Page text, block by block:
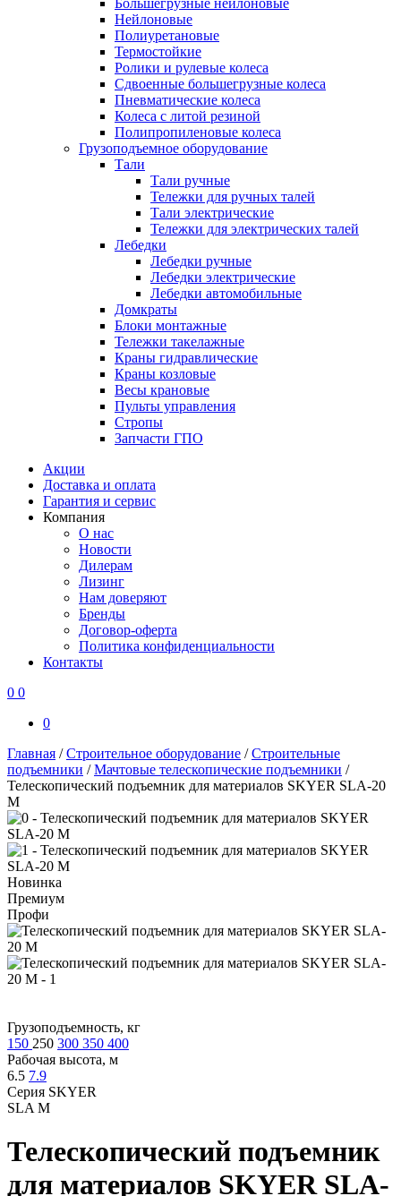
Большегрузные нейлоновые
Нейлоновые
Полиуретановые
Термостойкие
Ролики и рулевые колеса
Сдвоенные большегрузные колеса
Пневматические колеса
Колеса с литой резиной
Полипропиленовые колеса
Грузоподъемное оборудование
Тали
Тали ручные
Тележки для ручных талей
Тали электрические
Тележки для электрических талей
Лебедки
Лебедки ручные
Лебедки электрические
Лебедки автомобильные
Домкраты
Блоки монтажные
Тележки такелажные
Краны гидравлические
Краны козловые
Весы крановые
Пульты управления
Стропы
Запчасти ГПО
Акции
Доставка и оплата
Гарантия и сервис
Компания
О нас
Новости
Дилерам
Лизинг
Нам доверяют
Бренды
Договор-оферта
Политика конфиденциальности
Контакты
0 0
0
Главная /Строительное оборудование /Строительные
подъемники /Мачтовые телескопические подъемники /
Телескопический подъемник для материалов SKYER SLA-20
M
Новинка
Премиум
Профи
Грузоподъемность, кг
150 250 300 350 400
Рабочая высота, м
6.5 7.9
Серия SKYER
SLA M
Телескопический подъемник
для материалов SKYER SLA-